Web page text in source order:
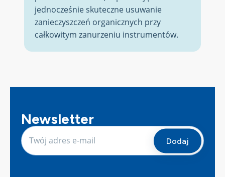
jednocześnie skuteczne usuwanie
zanieczyszczeń organicznych przy
całkowitym zanurzeniu instrumentów.
Newsletter